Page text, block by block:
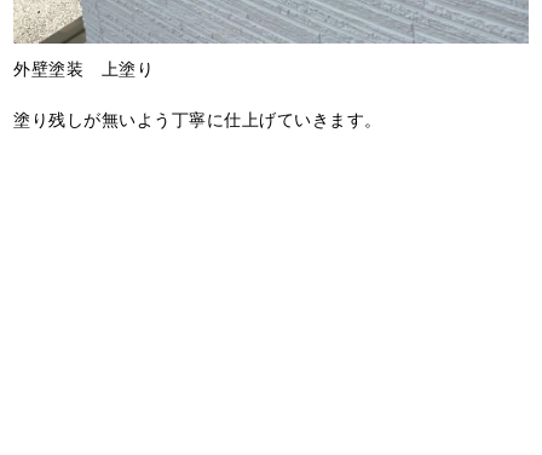
外壁塗装 上塗り
塗り残しが無いよう丁寧に仕上げていきます。